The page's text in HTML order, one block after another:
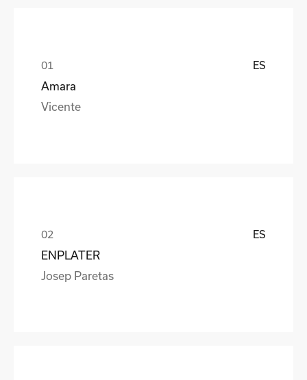
ES
Amara
Vicente
ES
ENPLATER
Josep Paretas